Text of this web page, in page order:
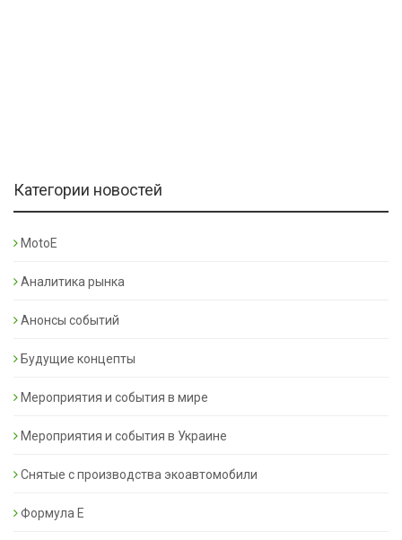
Категории новостей
MotoE
Аналитика рынка
Анонсы событий
Будущие концепты
Мероприятия и события в мире
Мероприятия и события в Украине
Снятые с производства экоавтомобили
Формула Е